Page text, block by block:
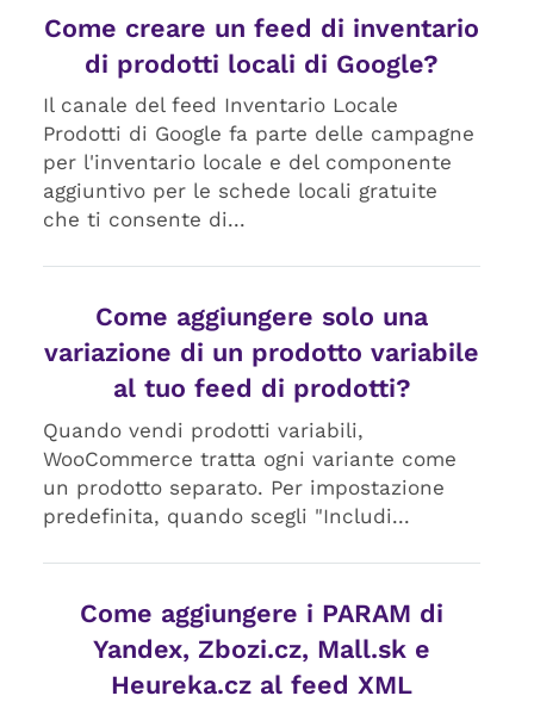
Come creare un feed di inventario
di prodotti locali di Google?
Il canale del feed Inventario Locale
Prodotti di Google fa parte delle campagne
per l'inventario locale e del componente
aggiuntivo per le schede locali gratuite
che ti consente di...
Come aggiungere solo una
variazione di un prodotto variabile
al tuo feed di prodotti?
Quando vendi prodotti variabili,
WooCommerce tratta ogni variante come
un prodotto separato. Per impostazione
predefinita, quando scegli "Includi...
Come aggiungere i PARAM di
Yandex, Zbozi.cz, Mall.sk e
Heureka.cz al feed XML